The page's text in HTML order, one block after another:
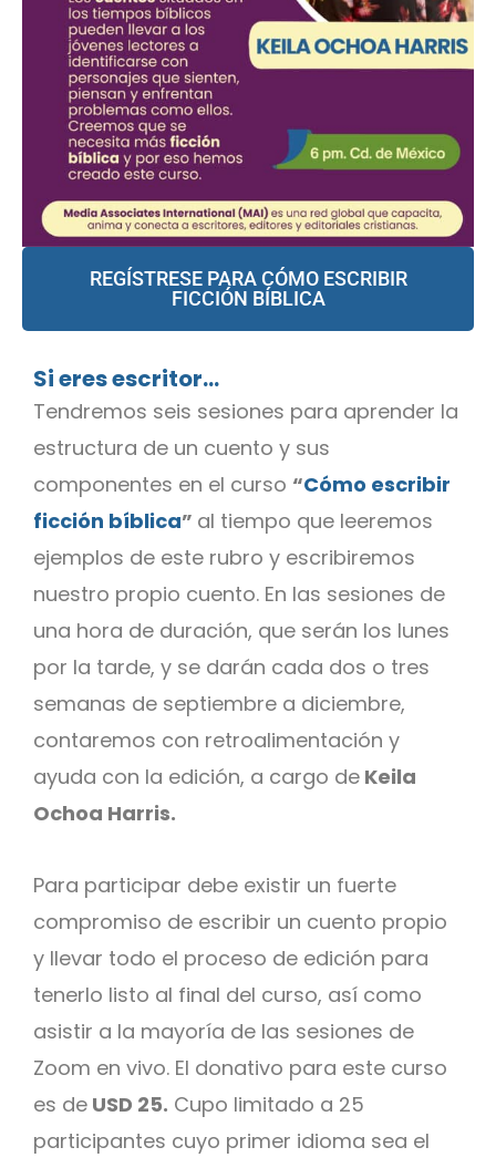
REGÍSTRESE PARA CÓMO ESCRIBIR
FICCIÓN BÍBLICA
Si eres escritor…
Tendremos seis sesiones para aprender la
estructura de un cuento y sus
componentes en el curso “Cómo escribir
ficción bíblica” al tiempo que leeremos
ejemplos de este rubro y escribiremos
nuestro propio cuento. En las sesiones de
una hora de duración, que serán los lunes
por la tarde, y se darán cada dos o tres
semanas de septiembre a diciembre,
contaremos con retroalimentación y
ayuda con la edición, a cargo de Keila
Ochoa Harris.
Para participar debe existir un fuerte
compromiso de escribir un cuento propio
y llevar todo el proceso de edición para
tenerlo listo al final del curso, así como
asistir a la mayoría de las sesiones de
Zoom en vivo. El donativo para este curso
es de USD 25. Cupo limitado a 25
participantes cuyo primer idioma sea el